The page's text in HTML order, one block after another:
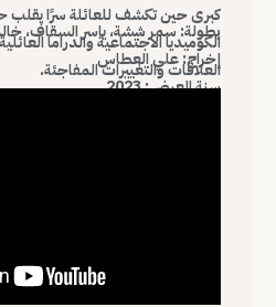
كبرى حين تكشف للعائلة سرًا يقلب
الكوميديا الاجتماعية والدراما
العلاقات والتغييرات المفاجئة.
بطولة: سمر ششة، ياسر السقاف،
إخراج: علي العطاس
سنة العرض: 2023